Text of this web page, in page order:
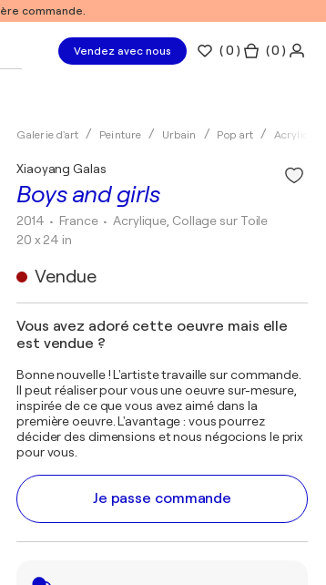
commande.
Vendez avec nous (0 ) ( 0 )
Galerie d'art Peinture Urbain Pop art Acrylique
Boys and girls
Xiaoyang Galas
2014 • France •Acrylique, Collage sur Toile
20 x 24 in
Vendue
Vous avez adoré cette oeuvre mais elle
est vendue ?
Bonne nouvelle ! L'artiste travaille sur commande.
Il peut réaliser pour vous une oeuvre sur-mesure,
inspirée de ce que vous avez aimé dans la
première oeuvre. L'avantage : vous pourrez
décider des dimensions et nous négocions le prix
pour vous.
Je passe commande